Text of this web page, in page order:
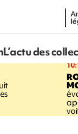
L’actu des